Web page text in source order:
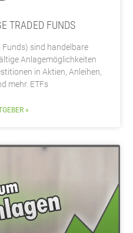
TRADED FUNDS
Funds) sind handelbare
Anlagemöglichkeiten
in Aktien, Anleihen,
mehr. ETFs
»